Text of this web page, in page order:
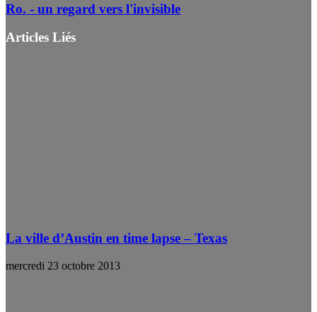
Ro. - un regard vers l'invisible
Articles Liés
La ville d’Austin en time lapse – Texas
mercredi 23 octobre 2013